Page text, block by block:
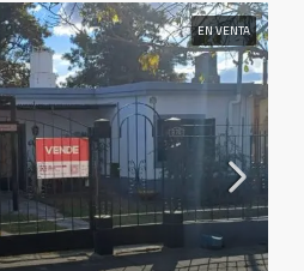
EN VENTA